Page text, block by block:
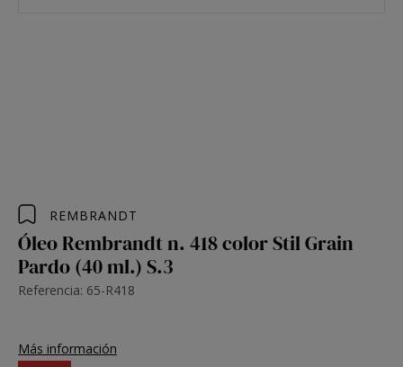
REMBRANDT
Óleo Rembrandt n. 418 color Stil Grain
Pardo (40 ml.) S.3
Referencia: 65-R418
Más información